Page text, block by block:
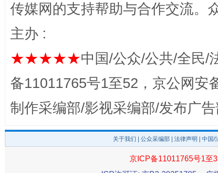
完善运行机制助力责任有效落实
东山县通报“牛蛙产品抗生素超标问题” 法
传媒网的支持帮助与合作交流。
主办 :
★★★★★中国/公众/公共/全民/
备11011765号1至52，京公网安
制作采编部/影视采编部/发布广
关于我们 公众采编部 法律声明 | 中国
京ICP备11011765号1至